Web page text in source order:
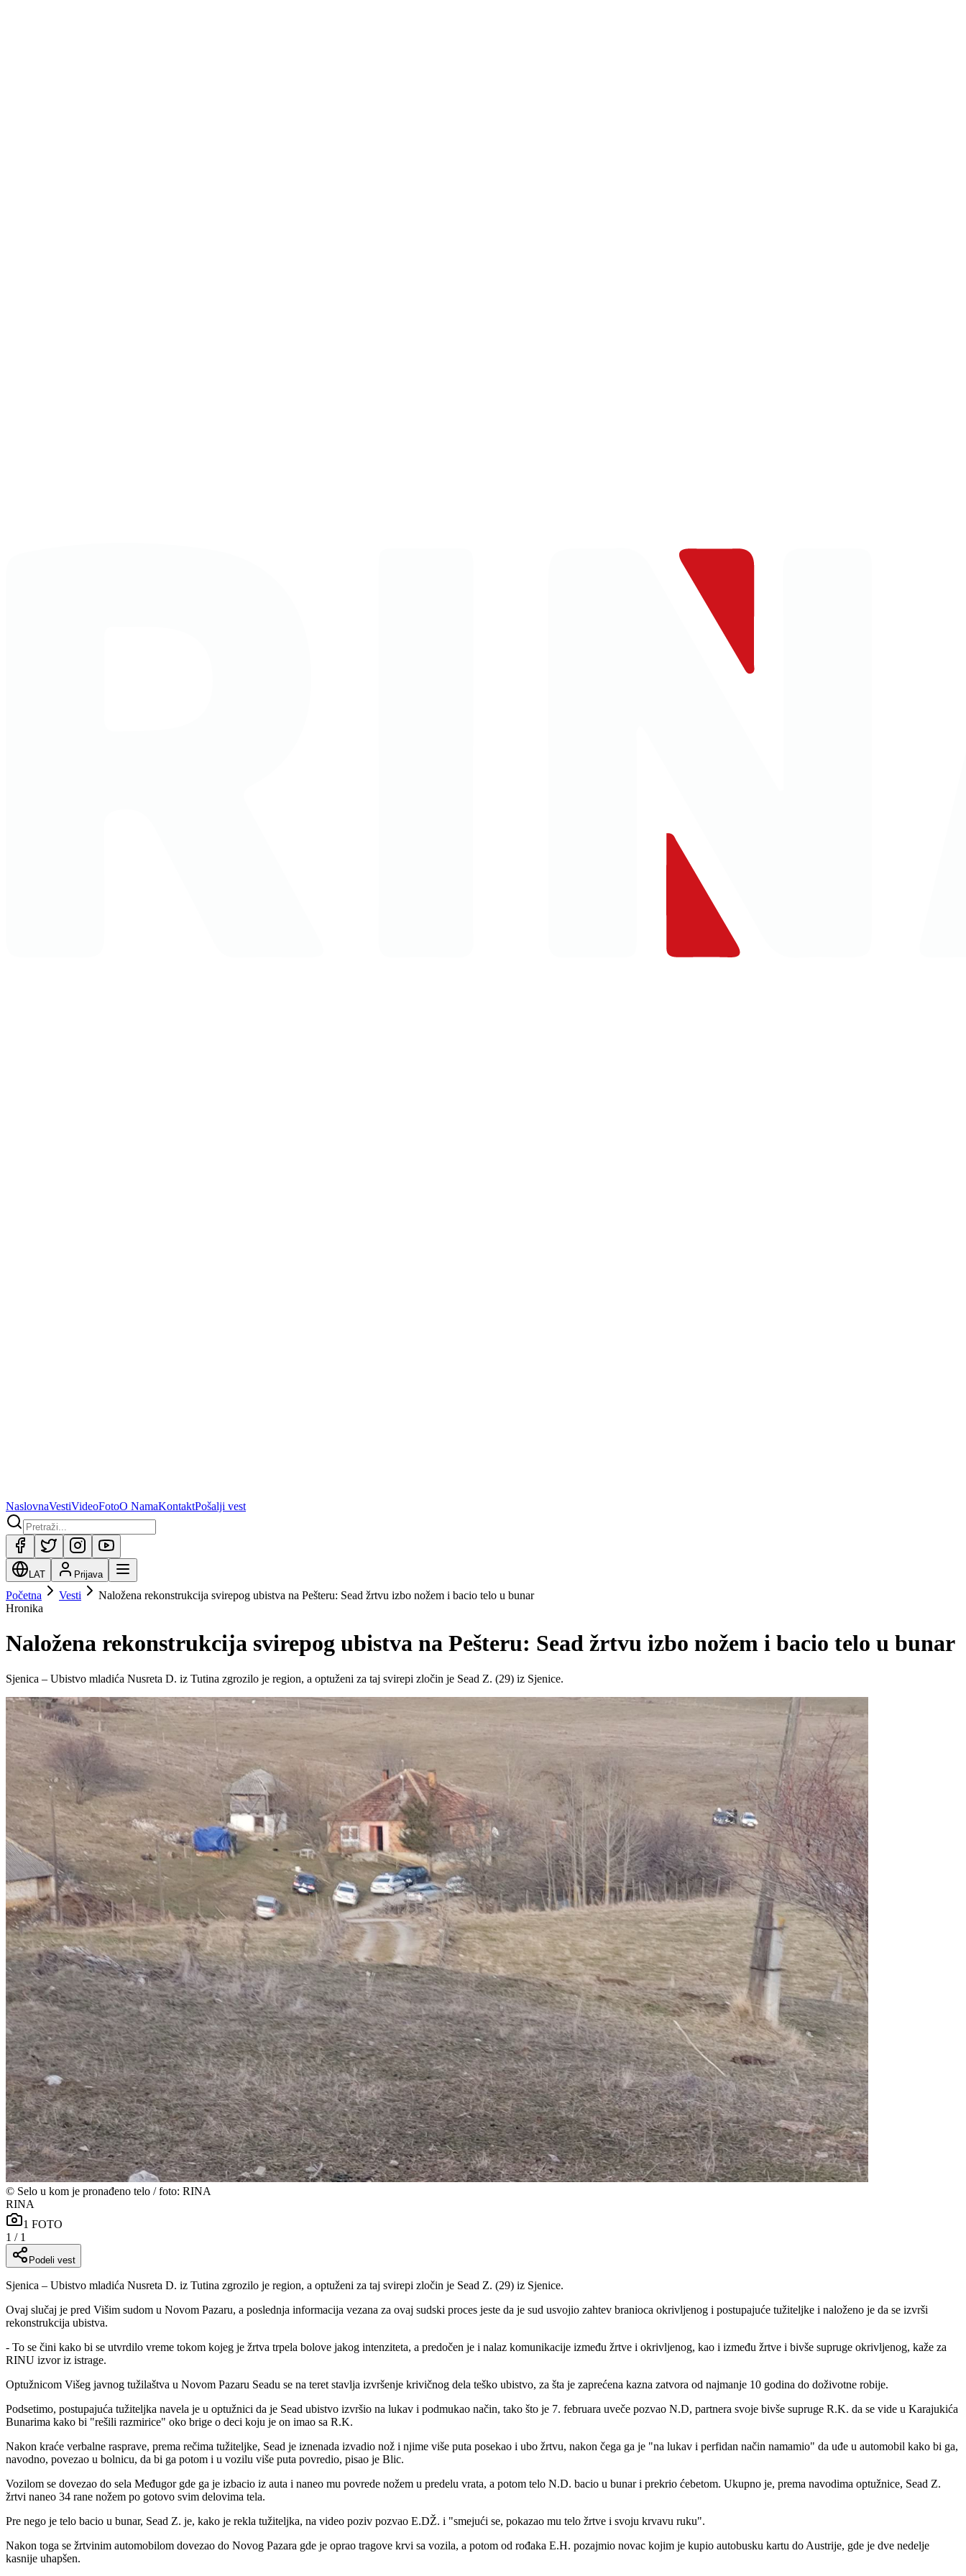
NaslovnaVestiVideoFotoO NamaKontaktPošalji vest
LAT Prijava
Početna Vesti
Naložena rekonstrukcija svirepog ubistva na Pešteru: Sead žrtvu izbo nožem i bacio telo u bunar
Hronika
Naložena rekonstrukcija svirepog ubistva na Pešteru: Sead žrtvu izbo nožem i bacio telo u bunar
Sjenica – Ubistvo mladića Nusreta D. iz Tutina zgrozilo je region, a optuženi za taj svirepi zločin je Sead Z. (29) iz Sjenice.
© Selo u kom je pronađeno telo / foto: RINA
RINA
1 FOTO
1 / 1
Podeli vest
Sjenica – Ubistvo mladića Nusreta D. iz Tutina zgrozilo je region, a optuženi za taj svirepi zločin je Sead Z. (29) iz Sjenice.
Ovaj slučaj je pred Višim sudom u Novom Pazaru, a poslednja informacija vezana za ovaj sudski proces jeste da je sud usvojio zahtev branioca okrivljenog i postupajuće tužiteljke i naloženo je da se izvrši
rekonstrukcija ubistva.
- To se čini kako bi se utvrdilo vreme tokom kojeg je žrtva trpela bolove jakog intenziteta, a predočen je i nalaz komunikacije između žrtve i okrivljenog, kao i između žrtve i bivše supruge okrivljenog, kaže za
RINU izvor iz istrage.
Optužnicom Višeg javnog tužilaštva u Novom Pazaru Seadu se na teret stavlja izvršenje krivičnog dela teško ubistvo, za šta je zaprećena kazna zatvora od najmanje 10 godina do doživotne robije.
Podsetimo, postupajuća tužiteljka navela je u optužnici da je Sead ubistvo izvršio na lukav i podmukao način, tako što je 7. februara uveče pozvao N.D, partnera svoje bivše supruge R.K. da se vide u Karajukića
Bunarima kako bi "rešili razmirice" oko brige o deci koju je on imao sa R.K.
Nakon kraće verbalne rasprave, prema rečima tužiteljke, Sead je iznenada izvadio nož i njime više puta posekao i ubo žrtvu, nakon čega ga je "na lukav i perfidan način namamio" da uđe u automobil kako bi ga,
navodno, povezao u bolnicu, da bi ga potom i u vozilu više puta povredio, pisao je Blic.
Vozilom se dovezao do sela Međugor gde ga je izbacio iz auta i naneo mu povrede nožem u predelu vrata, a potom telo N.D. bacio u bunar i prekrio ćebetom. Ukupno je, prema navodima optužnice, Sead Z.
žrtvi naneo 34 rane nožem po gotovo svim delovima tela.
Pre nego je telo bacio u bunar, Sead Z. je, kako je rekla tužiteljka, na video poziv pozvao E.DŽ. i "smejući se, pokazao mu telo žrtve i svoju krvavu ruku".
Nakon toga se žrtvinim automobilom dovezao do Novog Pazara gde je oprao tragove krvi sa vozila, a potom od rođaka E.H. pozajmio novac kojim je kupio autobusku kartu do Austrije, gde je dve nedelje
kasnije uhapšen.